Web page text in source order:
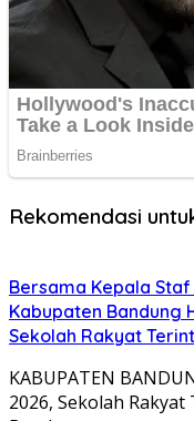
Rekomendasi
Bersama Kepala Staf
Kabupaten Bandung
Sekolah Rakyat
KABUPATEN
2026, Sekolah